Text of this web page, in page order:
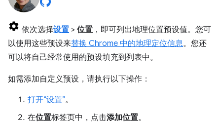
依次选择设置 > 位置 ，即可列出地理位置预设值。您可
以使用这些预设来替换 Chrome 中的地理定位信息。您还
可以将自己经常使用的预设填充到列表中。
如需添加自定义预设，请执行以下操作：
打开“设置”。
在位置标签页中，点击添加位置。